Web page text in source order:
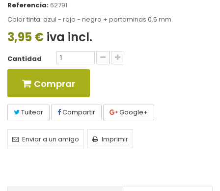
Referencia:62791
Color tinta: azul - rojo - negro + portaminas 0.5 mm.
3,95 € iva incl.
Cantidad
Comprar
Tuitear Compartir Google+
Enviar a un amigo Imprimir